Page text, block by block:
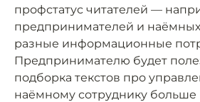
профстатус читателей —
предпринимателей и
разные информационные
Предпринимателю будет
подборка текстов про
наёмному сотруднику больше